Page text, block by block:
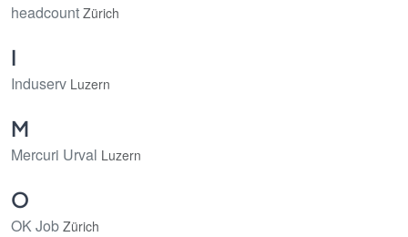
headcount Zürich
I
Induserv Luzern
M
Mercuri Urval Luzern
O
OK Job Zürich